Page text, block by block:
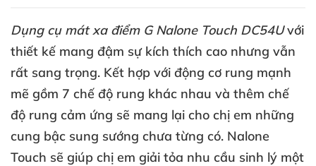
Dụng cụ mát xa điểm G Nalone Touch DC54U với
thiết kế mang đậm sự kích thích cao nhưng vẫn
rất sang trọng. Kết hợp với động cơ rung mạnh
mẽ gồm 7 chế độ rung khác nhau và thêm chế
độ rung cảm ứng sẽ mang lại cho chị em những
cung bậc sung sướng chưa từng có. Nalone
Touch sẽ giúp chị em giải tỏa nhu cầu sinh lý một